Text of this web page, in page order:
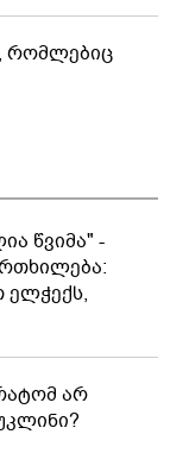
რომლებიც
წვიმა" -
არ